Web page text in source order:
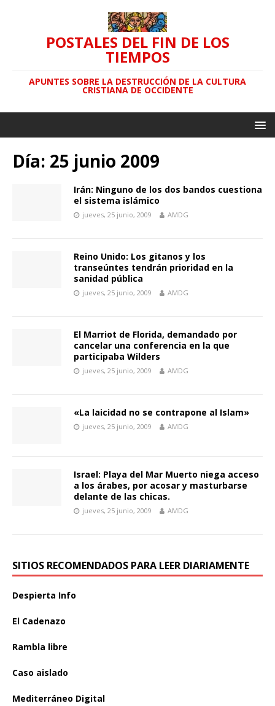
POSTALES DEL FIN DE LOS
TIEMPOS
APUNTES SOBRE LA DESTRUCCIÓN DE LA CULTURA
CRISTIANA DE OCCIDENTE
Día: 25 junio 2009
Irán: Ninguno de los dos bandos cuestiona
el sistema islámico
jueves, 25 junio, 2009 AMDG
Reino Unido: Los gitanos y los
transeúntes tendrán prioridad en la
sanidad pública
jueves, 25 junio, 2009 AMDG
El Marriot de Florida, demandado por
cancelar una conferencia en la que
participaba Wilders
jueves, 25 junio, 2009 AMDG
«La laicidad no se contrapone al Islam»
jueves, 25 junio, 2009 AMDG
Israel: Playa del Mar Muerto niega acceso
a los árabes, por acosar y masturbarse
delante de las chicas.
jueves, 25 junio, 2009 AMDG
SITIOS RECOMENDADOS PARA LEER DIARIAMENTE
Despierta Info
El Cadenazo
Rambla libre
Caso aislado
Mediterráneo Digital